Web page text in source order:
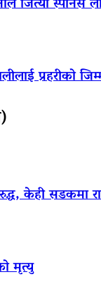
प्रहरीको
केही सडकमा
मृत्यु